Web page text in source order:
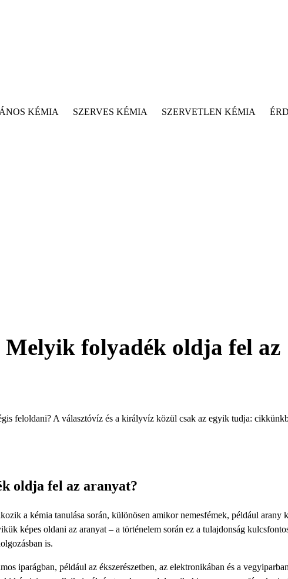
KÉMIA
SZERVES KÉMIA SZERVETLEN KÉMIA
folyadék oldja fel az
feloldani? A választóvíz és a királyvíz közül csak az egyik tudja:
oldja fel az aranyat?
a kémia tanulása során, különösen amikor nemesfémek, például arany
képes oldani az aranyat – a történelem során ez a tulajdonság
is.
iparágban, például az ékszerészetben, az elektronikában és a